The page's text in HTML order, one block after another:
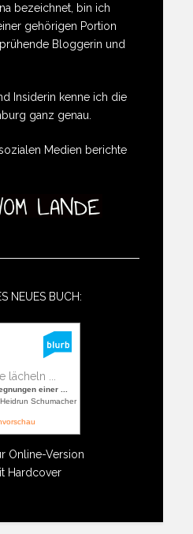
bezeichnet, bin ich
gehörigen Portion
Bloggerin und
Insiderin kenne ich die
ganz genau.
Medien berichte
NEUES BUCH:
lächeln ...
einer ...
Schumacher
Online-Version
Hardcover